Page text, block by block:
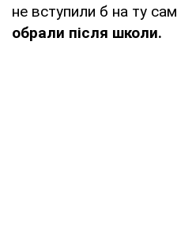
не вступили б на ту
обрали після школи.